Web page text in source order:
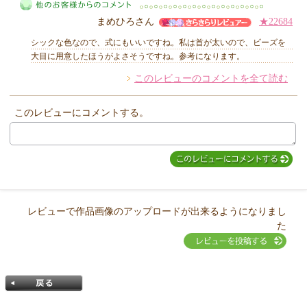
他のお客様からのコメント
まめひろさん ★22684
シックな色なので、式にもいいですね。私は首が太いので、ビーズを
大目に用意したほうがよさそうですね。参考になります。
このレビューのコメントを全て読む
このレビューにコメントする。
レビューで作品画像のアップロードが出来るようになりまし
た